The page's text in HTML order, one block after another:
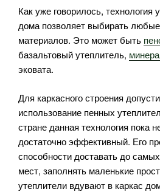
Как уже говорилось, технология
дома позволяет выбирать
материалов. Это может быть
базальтовый утеплитель,
эковата.
Для каркасного строения
использование пенных
стране данная технология пока
достаточно эффективный. Его
способности доставать до
мест, заполнять маленькие
утеплители вдувают в каркас